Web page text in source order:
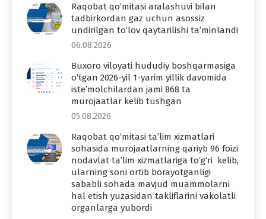
Raqobat qo‘mitasi aralashuvi bilan
tadbirkordan gaz uchun asossiz
undirilgan to‘lov qaytarilishi ta’minlandi
06.08.2026
Buxoro viloyati hududiy boshqarmasiga
o‘tgan 2026-yil 1-yarim yillik davomida
iste’molchilardan jami 868 ta
murojaatlar kelib tushgan
05.08.2026
Raqobat qo‘mitasi ta’lim xizmatlari
sohasida murojaatlarning qariyb 96 foizi
nodavlat ta’lim xizmatlariga to‘g‘ri kelib,
ularning soni ortib borayotganligi
sababli sohada mavjud muammolarni
hal etish yuzasidan takliflarini vakolatli
organlarga yubordi